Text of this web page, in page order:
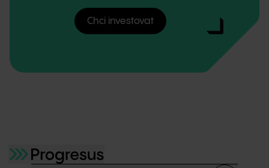
Chci investovat